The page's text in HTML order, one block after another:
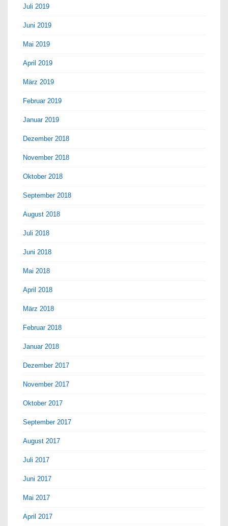
Juli 2019
Juni 2019
Mai 2019
April 2019
März 2019
Februar 2019
Januar 2019
Dezember 2018
November 2018
Oktober 2018
September 2018
August 2018
Juli 2018
Juni 2018
Mai 2018
April 2018
März 2018
Februar 2018
Januar 2018
Dezember 2017
November 2017
Oktober 2017
September 2017
August 2017
Juli 2017
Juni 2017
Mai 2017
April 2017